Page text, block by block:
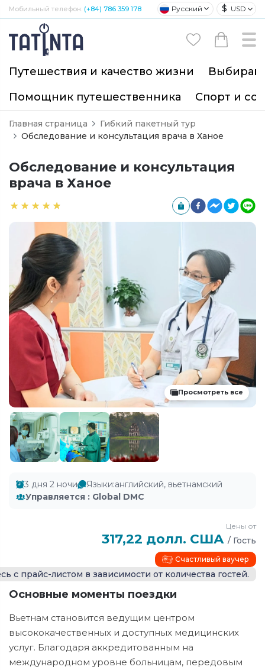
Мобильный телефон: (+84) 786 359 178 Русский $ USD
Путешествия и качество жизни
Помощник путешественника
Спорт и
Главная страница
Гибкий пакетный тур
Обследование и консультация врача в Ханое
Обследование и консультация
врача в Ханое
Просмотреть все
3 дня 2 ночи Языки:английский, вьетнамский
Управляется : Global DMC
Основные моменты поездки
Вьетнам становится ведущим центром
высококачественных и доступных медицинских
услуг. Благодаря аккредитованным на
международном уровне больницам, передовым
Цены от
317,22 долл. США / Гость
Счастливый ваучер
с прайс-листом в зависимости от количества гостей.